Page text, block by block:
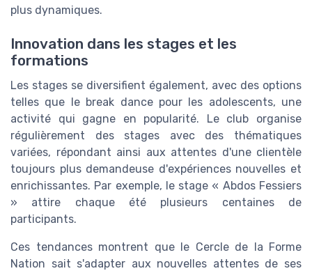
plus dynamiques.
Innovation dans les stages et les
formations
Les stages se diversifient également, avec des options
telles que le break dance pour les adolescents, une
activité qui gagne en popularité. Le club organise
régulièrement des stages avec des thématiques
variées, répondant ainsi aux attentes d'une clientèle
toujours plus demandeuse d'expériences nouvelles et
enrichissantes. Par exemple, le stage « Abdos Fessiers
» attire chaque été plusieurs centaines de
participants.
Ces tendances montrent que le Cercle de la Forme
Nation sait s'adapter aux nouvelles attentes de ses